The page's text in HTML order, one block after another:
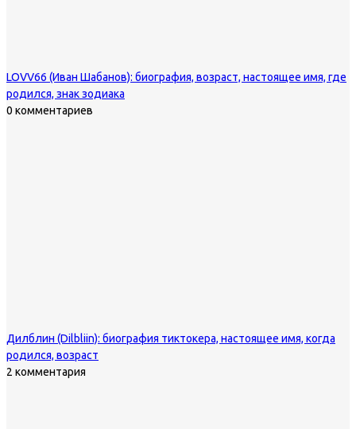
LOVV66 (Иван Шабанов): биография, возраст, настоящее имя, где
родился, знак зодиака
0 комментариев
Дилблин (Dilbliin): биография тиктокера, настоящее имя, когда
родился, возраст
2 комментария